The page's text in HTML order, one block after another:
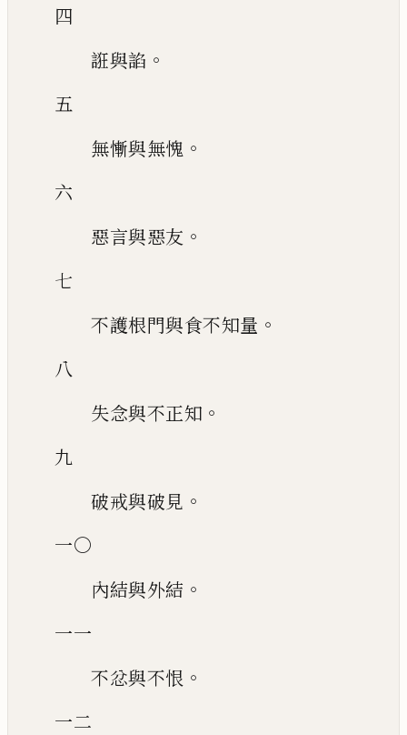
四
誑與諂 。
五
無慚與無愧 。
六
惡言與惡友 。
七
不護根門與食不知量 。
八
失念與不正知 。
九
破戒與破見 。
一〇
內結與外結 。
一一
不忿與不恨 。
一二